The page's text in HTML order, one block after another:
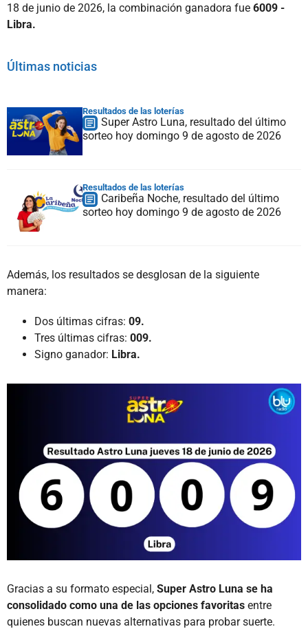
18 de junio de 2026, la combinación ganadora fue 6009 -
Libra.
Últimas noticias
Resultados de las loterías
Super Astro Luna, resultado del último
sorteo hoy domingo 9 de agosto de 2026
Resultados de las loterías
Caribeña Noche, resultado del último
sorteo hoy domingo 9 de agosto de 2026
Además, los resultados se desglosan de la siguiente
manera:
Dos últimas cifras: 09.
Tres últimas cifras: 009.
Signo ganador: Libra.
Gracias a su formato especial, Super Astro Luna se ha
consolidado como una de las opciones favoritas entre
quienes buscan nuevas alternativas para probar suerte.